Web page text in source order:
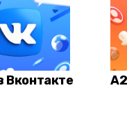
Вконтакте